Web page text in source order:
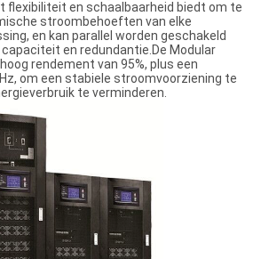
flexibiliteit en schaalbaarheid biedt om te
stroombehoeften van elke
en kan parallel worden geschakeld
en redundantie.De Modular
rendement van 95%, plus een
om een ​​stabiele stroomvoorziening te
te verminderen.